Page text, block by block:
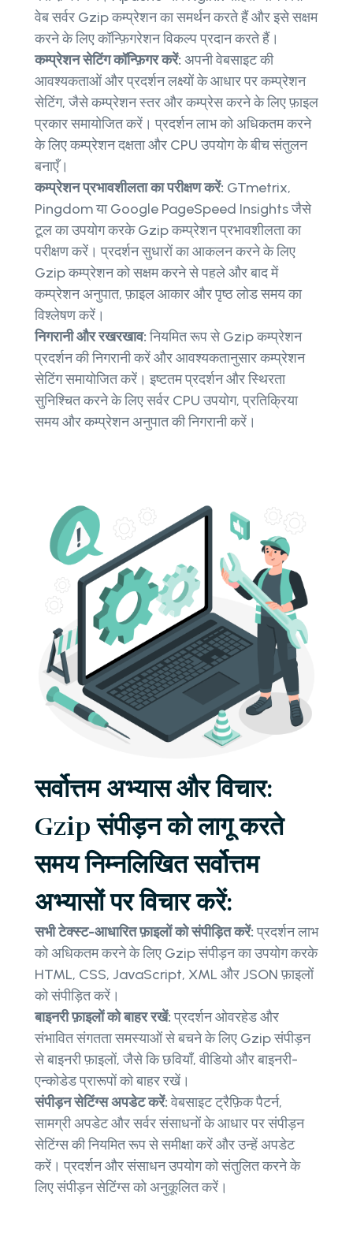
वेब सर्वर Gzip कम्प्रेशन का समर्थन करते हैं और इसे सक्षम
करने के लिए कॉन्फ़िगरेशन विकल्प प्रदान करते हैं।
कम्प्रेशन सेटिंग कॉन्फ़िगर करें: अपनी वेबसाइट की
आवश्यकताओं और प्रदर्शन लक्ष्यों के आधार पर कम्प्रेशन
सेटिंग, जैसे कम्प्रेशन स्तर और कम्प्रेस करने के लिए फ़ाइल
प्रकार समायोजित करें। प्रदर्शन लाभ को अधिकतम करने
के लिए कम्प्रेशन दक्षता और CPU उपयोग के बीच संतुलन
बनाएँ।
कम्प्रेशन प्रभावशीलता का परीक्षण करें: GTmetrix,
Pingdom या Google PageSpeed ​​Insights जैसे
टूल का उपयोग करके Gzip कम्प्रेशन प्रभावशीलता का
परीक्षण करें। प्रदर्शन सुधारों का आकलन करने के लिए
Gzip कम्प्रेशन को सक्षम करने से पहले और बाद में
कम्प्रेशन अनुपात, फ़ाइल आकार और पृष्ठ लोड समय का
विश्लेषण करें।
निगरानी और रखरखाव:नियमित रूप से Gzip कम्प्रेशन
प्रदर्शन की निगरानी करें और आवश्यकतानुसार कम्प्रेशन
सेटिंग समायोजित करें। इष्टतम प्रदर्शन और स्थिरता
सुनिश्चित करने के लिए सर्वर CPU उपयोग, प्रतिक्रिया
समय और कम्प्रेशन अनुपात की निगरानी करें।
सर्वोत्तम अभ्यास और विचार:
Gzip संपीड़न को लागू करते
समय निम्नलिखित सर्वोत्तम
अभ्यासों पर विचार करें:
सभी टेक्स्ट-आधारित फ़ाइलों को संपीड़ित करें:प्रदर्शन लाभ
को अधिकतम करने के लिए Gzip संपीड़न का उपयोग करके
HTML, CSS, JavaScript, XML और JSON फ़ाइलों
को संपीड़ित करें।
बाइनरी फ़ाइलों को बाहर रखें:प्रदर्शन ओवरहेड और
संभावित संगतता समस्याओं से बचने के लिए Gzip संपीड़न
से बाइनरी फ़ाइलों, जैसे कि छवियाँ, वीडियो और बाइनरी-
एन्कोडेड प्रारूपों को बाहर रखें।
संपीड़न सेटिंग्स अपडेट करें:वेबसाइट ट्रैफ़िक पैटर्न,
सामग्री अपडेट और सर्वर संसाधनों के आधार पर संपीड़न
सेटिंग्स की नियमित रूप से समीक्षा करें और उन्हें अपडेट
करें। प्रदर्शन और संसाधन उपयोग को संतुलित करने के
लिए संपीड़न सेटिंग्स को अनुकूलित करें।